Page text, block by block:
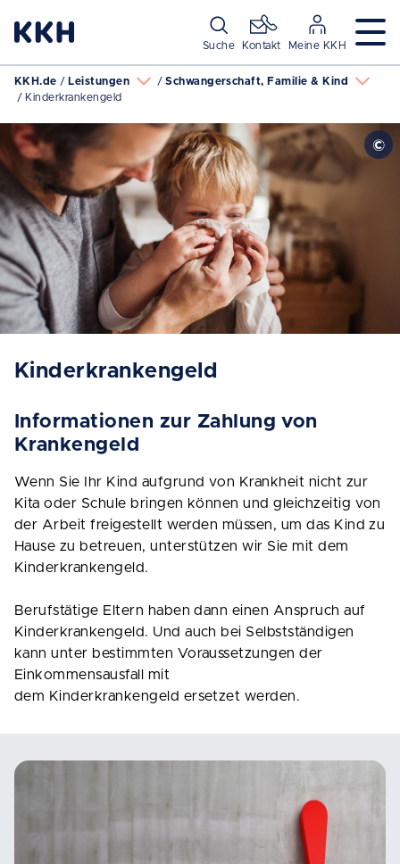
Suche Kontakt Meine KKH
KKH.de Leistungen
Schwangerschaft, Familie & Kind
Kinderkrankengeld
Kinderkrankengeld
Informationen zur Zahlung von
Krankengeld
Wenn Sie Ihr Kind aufgrund von Krankheit nicht zur
Kita oder Schule bringen können und gleichzeitig von
der Arbeit freigestellt werden müssen, um das Kind zu
Hause zu betreuen, unterstützen wir Sie mit dem
Kinderkrankengeld.
Berufstätige Eltern haben dann einen Anspruch auf
Kinderkrankengeld. Und auch bei Selbstständigen
kann unter bestimmten Voraussetzungen der
Einkommensausfall mit
dem Kinderkrankengeld ersetzet werden.